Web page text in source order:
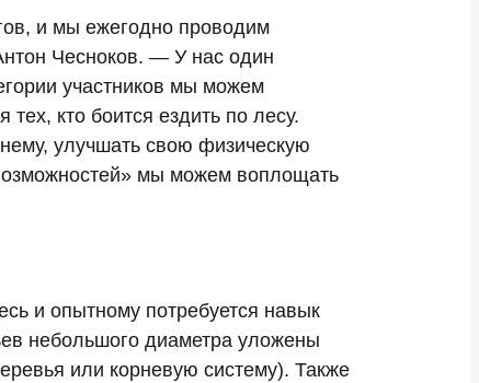
и мы ежегодно проводим
Чесноков. — У нас один
участников мы можем
кто боится ездить по лесу.
улучшать свою физическую
мы можем воплощать
и опытному потребуется навык
небольшого диаметра уложены
или корневую систему). Также